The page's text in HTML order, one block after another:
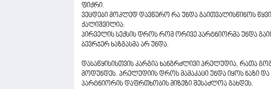
ფიქრი.
ვეცდები მოკლედ დავწერო რა უნდა გაითვალისწინოს
ქალიშვილია:
პირველის სექსის დროს რომ ორივე პარტნიორმა უნდა
ბევრჯერ ხაზგასმა არ უნდა.
დასაწყისისთვის კარგია ხანგრძლივი პრელუდია, რათა
მოდუნდეს. პრელუდიის დროს მამაკაცი უნდა იყოს ნაზი
პარტნიორის დაფრთხობის მიზეზი შესაძლოა გახდეს.